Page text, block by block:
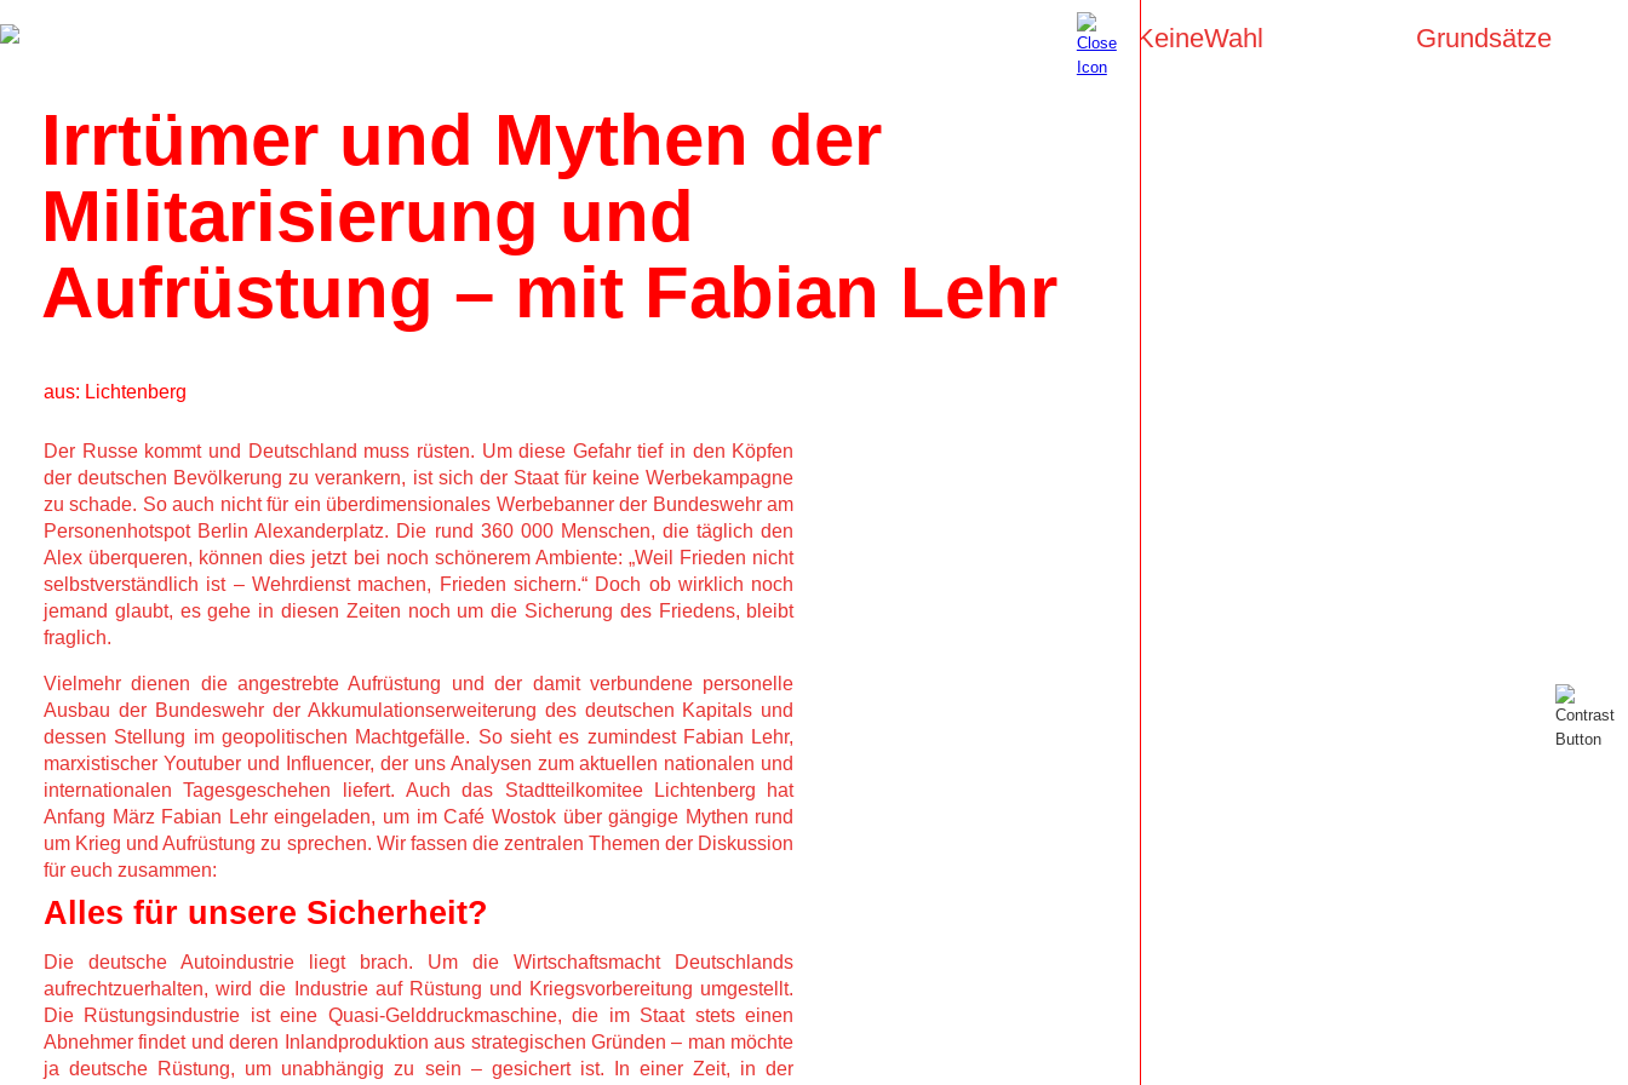
KeineWahl Grundsätze
Irrtümer und Mythen der
Militarisierung und
Aufrüstung – mit Fabian Lehr
aus: Lichtenberg
Der Russe kommt und Deutschland muss rüsten. Um diese Gefahr tief in den Köpfen
der deutschen Bevölkerung zu verankern, ist sich der Staat für keine Werbekampagne
zu schade. So auch nicht für ein überdimensionales Werbebanner der Bundeswehr am
Personenhotspot Berlin Alexanderplatz. Die rund 360 000 Menschen, die täglich den
Alex überqueren, können dies jetzt bei noch schönerem Ambiente: „Weil Frieden nicht
selbstverständlich ist – Wehrdienst machen, Frieden sichern.“ Doch ob wirklich noch
jemand glaubt, es gehe in diesen Zeiten noch um die Sicherung des Friedens, bleibt
fraglich.
Vielmehr dienen die angestrebte Aufrüstung und der damit verbundene personelle
Ausbau der Bundeswehr der Akkumulationserweiterung des deutschen Kapitals und
dessen Stellung im geopolitischen Machtgefälle. So sieht es zumindest Fabian Lehr,
marxistischer Youtuber und Influencer, der uns Analysen zum aktuellen nationalen und
internationalen Tagesgeschehen liefert. Auch das Stadtteilkomitee Lichtenberg hat
Anfang März Fabian Lehr eingeladen, um im Café Wostok über gängige Mythen rund
um Krieg und Aufrüstung zu sprechen. Wir fassen die zentralen Themen der Diskussion
für euch zusammen:
Alles für unsere Sicherheit?
Die deutsche Autoindustrie liegt brach. Um die Wirtschaftsmacht Deutschlands
aufrechtzuerhalten, wird die Industrie auf Rüstung und Kriegsvorbereitung umgestellt.
Die Rüstungsindustrie ist eine Quasi-Gelddruckmaschine, die im Staat stets einen
Abnehmer findet und deren Inlandproduktion aus strategischen Gründen – man möchte
ja deutsche Rüstung, um unabhängig zu sein – gesichert ist. In einer Zeit, in der